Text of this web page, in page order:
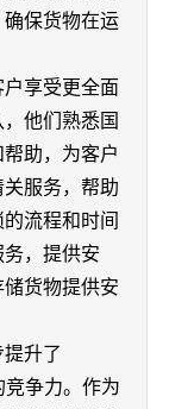
保货物在运
享受更全面
他们熟悉国
助，为客户
服务，帮助
流程和时间
，提供安
货物提供安
升了
争力。作为